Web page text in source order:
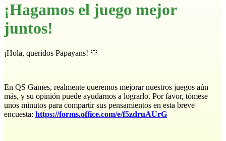
¡Hagamos el juego mejor
juntos!
¡Hola, queridos Papayans! 💛
En QS Games, realmente queremos mejorar nuestros juegos aún
más, y su opinión puede ayudarnos a lograrlo. Por favor, tómese
unos minutos para compartir sus pensamientos en esta breve
encuesta: https://forms.office.com/e/f5zdruAUrG